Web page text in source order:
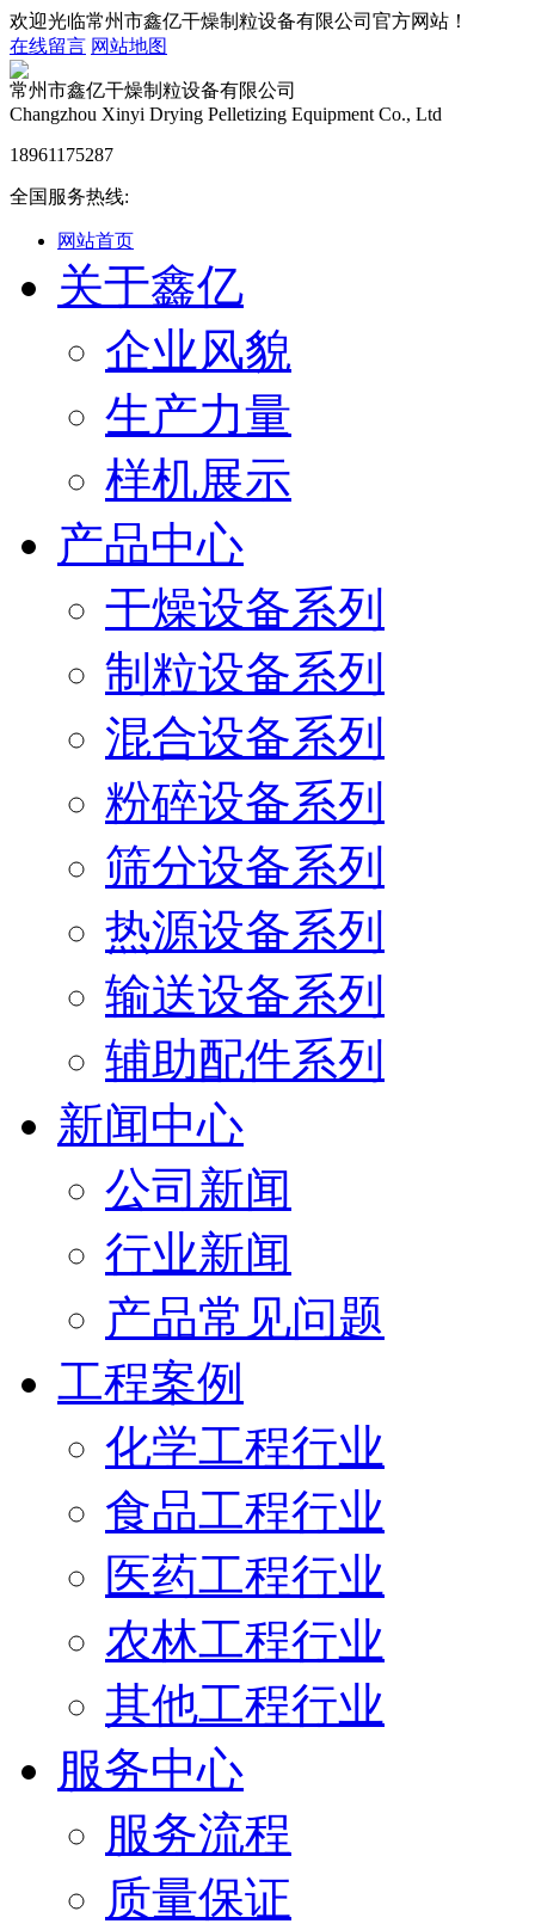
欢迎光临常州市鑫亿干燥制粒设备有限公司官方网站！
在线留言 网站地图
常州市鑫亿干燥制粒设备有限公司
Changzhou Xinyi Drying Pelletizing Equipment Co., Ltd
18961175287
全国服务热线:
网站首页
关于鑫亿
企业风貌
生产力量
样机展示
产品中心
干燥设备系列
制粒设备系列
混合设备系列
粉碎设备系列
筛分设备系列
热源设备系列
输送设备系列
辅助配件系列
新闻中心
公司新闻
行业新闻
产品常见问题
工程案例
化学工程行业
食品工程行业
医药工程行业
农林工程行业
其他工程行业
服务中心
服务流程
质量保证